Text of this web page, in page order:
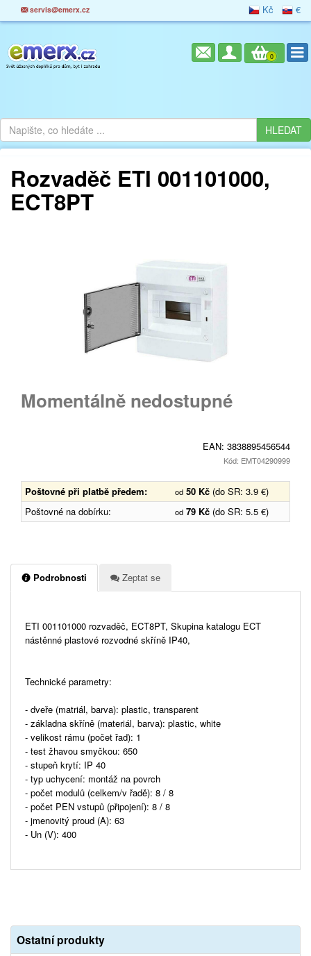
servis@emerx.cz Kč €
0
Rozvaděč ETI 001101000,
ECT8PT
Momentálně nedostupné
EAN: 3838895456544
Kód: EMT04290999
Poštovné při platbě předem: od 50 Kč (do SR: 3.9 €)
Poštovné na dobírku:
od 79 Kč (do SR: 5.5 €)
Podrobnosti Zeptat se
ETI 001101000 rozvaděč, ECT8PT, Skupina katalogu ECT
nástěnné plastové rozvodné skříně IP40,
Technické parametry:
- dveře (matriál, barva): plastic, transparent
- základna skříně (materiál, barva): plastic, white
- velikost rámu (počet řad): 1
- test žhavou smyčkou: 650
- stupeň krytí: IP 40
- typ uchycení: montáž na povrch
- počet modulů (celkem/v řadě): 8 / 8
- počet PEN vstupů (připojení): 8 / 8
- jmenovitý proud (A): 63
- Un (V): 400
Ostatní produkty